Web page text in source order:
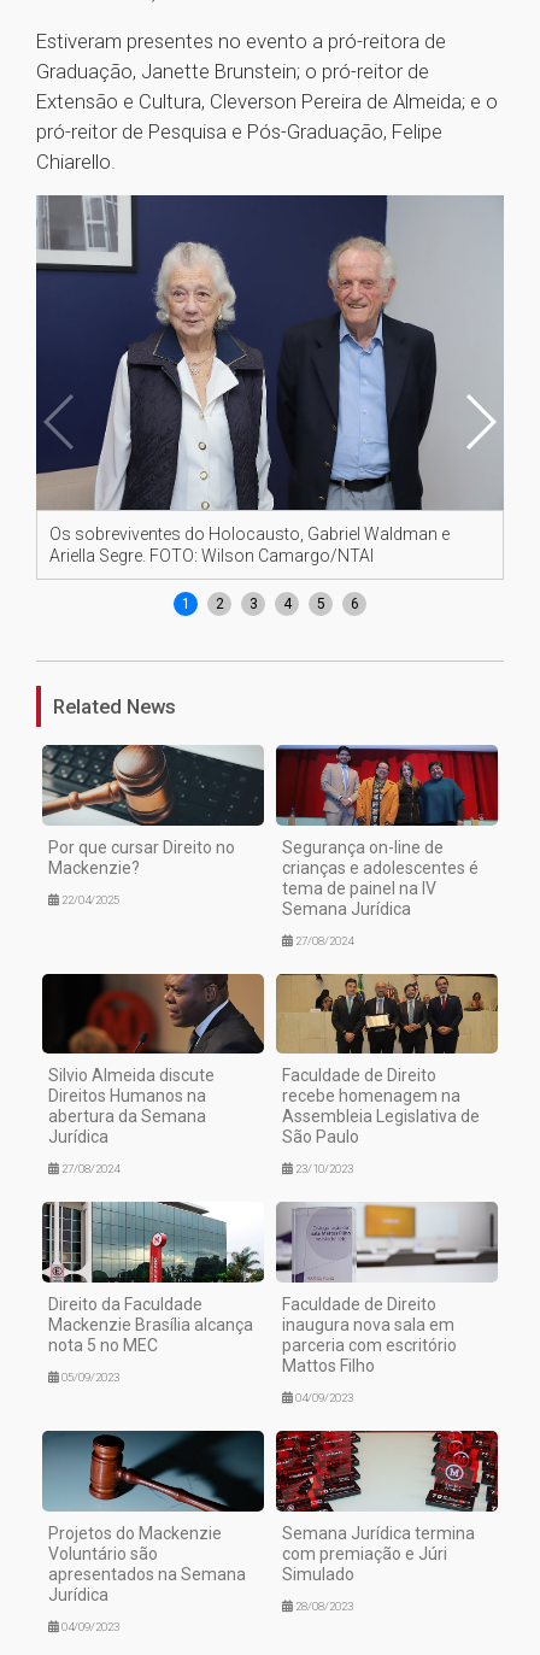
Estiveram presentes no evento a pró-reitora de
Graduação, Janette Brunstein; o pró-reitor de
Extensão e Cultura, Cleverson Pereira de Almeida; e o
pró-reitor de Pesquisa e Pós-Graduação, Felipe
Chiarello.
Os sobreviventes do Holocausto, Gabriel Waldman e
Ariella Segre. FOTO: Wilson Camargo/NTAI
1 2 3 4 5 6
Related News
Por que cursar Direito no
Mackenzie?
22/04/2025
Segurança on-line de
crianças e adolescentes é
tema de painel na IV
Semana Jurídica
27/08/2024
Silvio Almeida discute
Direitos Humanos na
abertura da Semana
Jurídica
27/08/2024
Faculdade de Direito
recebe homenagem na
Assembleia Legislativa de
São Paulo
23/10/2023
Direito da Faculdade
Mackenzie Brasília alcança
nota 5 no MEC
05/09/2023
Faculdade de Direito
inaugura nova sala em
parceria com escritório
Mattos Filho
04/09/2023
Projetos do Mackenzie
Voluntário são
apresentados na Semana
Jurídica
04/09/2023
Semana Jurídica termina
com premiação e Júri
Simulado
28/08/2023